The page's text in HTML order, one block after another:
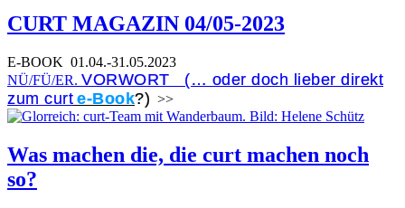
CURT MAGAZIN 04/05-2023
E-BOOK 01.04.-31.05.2023
NÜ/FÜ/ER. VORWORT (… oder doch lieber direkt
zum curt e-Book?) >>
Was machen die, die curt machen noch
so?